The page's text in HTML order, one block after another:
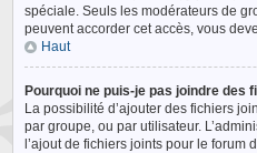
spéciale. Seuls les modérateurs de
peuvent accorder cet accès, vous
Haut
Pourquoi ne puis-je pas joindre des
La possibilité d’ajouter des fichiers
par groupe, ou par utilisateur.
l’ajout de fichiers joints pour le forum